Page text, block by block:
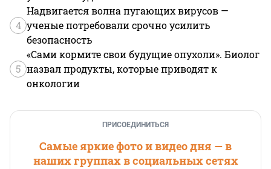
4
Надвигается волна пугающих вирусов —
ученые потребовали срочно усилить
безопасность
5
«Сами кормите свои будущие опухоли». Биолог
назвал продукты, которые приводят к
онкологии
ПРИСОЕДИНИТЬСЯ
Самые яркие фото и видео дня — в
наших группах в социальных сетях